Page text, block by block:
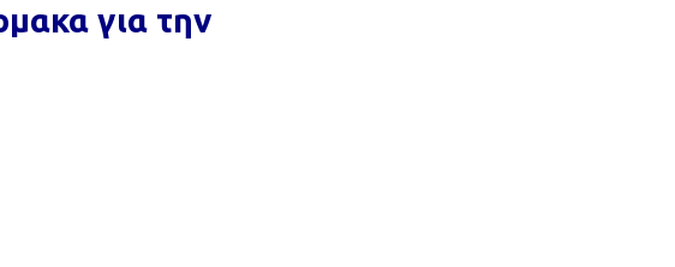
για την